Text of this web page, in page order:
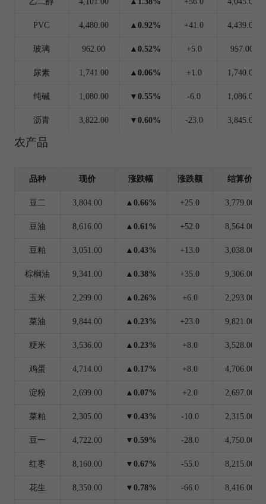
PVC 4,480.00 ▲0.92% +41.0 4,439.00
玻璃 962.00 ▲0.52% +5.0 957.00
尿素 1,741.00 ▲0.06% +1.0 1,740.00
纯碱 1,080.00 ▼0.55% -6.0 1,086.00
沥青 3,822.00 ▼0.60% -23.0 3,845.00
农产品
品种 现价 涨跌幅 涨跌额 结算价
豆二 3,804.00 ▲0.66% +25.0 3,779.00
豆油 8,616.00 ▲0.61% +52.0 8,564.00
豆粕 3,051.00 ▲0.43% +13.0 3,038.00
棕榈油 9,341.00 ▲0.38% +35.0 9,306.00
玉米 2,299.00 ▲0.26% +6.0 2,293.00
菜油 9,844.00 ▲0.23% +23.0 9,821.00
粳米 3,536.00 ▲0.23% +8.0 3,528.00
鸡蛋 4,714.00 ▲0.17% +8.0 4,706.00
淀粉 2,699.00 ▲0.07% +2.0 2,697.00
菜粕 2,305.00 ▼0.43% -10.0 2,315.00
豆一 4,722.00 ▼0.59% -28.0 4,750.00
红枣 8,160.00 ▼0.67% -55.0 8,215.00
花生 8,350.00 ▼0.78% -66.0 8,416.00